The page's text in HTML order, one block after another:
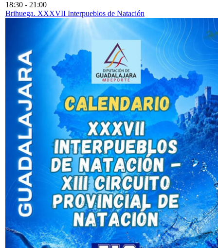
18:30 - 21:00
Brihuega. XXXVII Interpueblos de Natación